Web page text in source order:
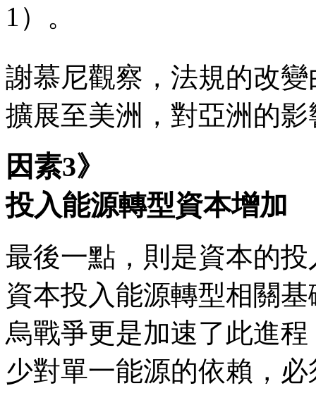
1）。
謝慕尼觀察，法規的改
擴展至美洲，對亞洲的
因素3》
投入能源轉型資本增加
最後一點，則是資本的
資本投入能源轉型相關
烏戰爭更是加速了此進
少對單一能源的依賴，